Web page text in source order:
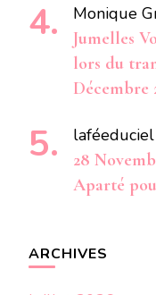
Monique
Jumelles
lors du
Décembre
laféeduciel
28
Aparté
ARCHIVES